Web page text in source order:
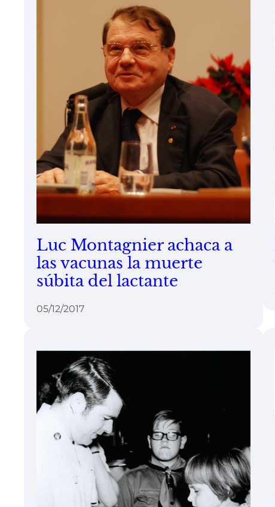
Luc Montagnier achaca a
las vacunas la muerte
súbita del lactante
05/12/2017